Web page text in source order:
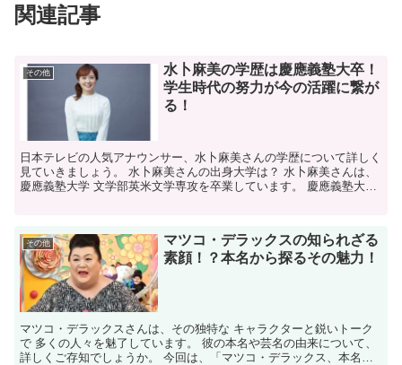
関連記事
その他
水卜麻美の学歴は慶應義塾大卒！
学生時代の努力が今の活躍に繋が
る！
日本テレビの人気アナウンサー、水卜麻美さんの学歴について詳しく
見ていきましょう。 水卜麻美さんの出身大学は？ 水卜麻美さんは、
慶應義塾大学 文学部英米文学専攻を卒業しています。 慶應義塾大学
その他
マツコ・デラックスの知られざる
素顔！？本名から探るその魅力！
マツコ・デラックスさんは、その独特な キャラクターと鋭いトーク
で 多くの人々を魅了しています。 彼の本名や芸名の由来について、
詳しくご存知でしょうか。 今回は、「マツコ・デラックス、本名」